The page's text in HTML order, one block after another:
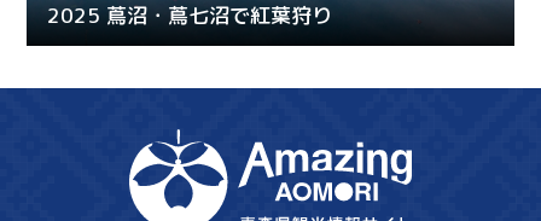
2025 蔦沼・蔦七沼で紅葉狩り